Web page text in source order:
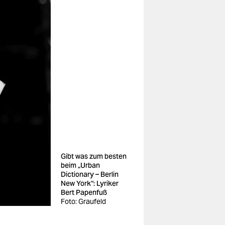
Gibt was zum besten
beim „Urban
Dictionary – Berlin
New York“: Lyriker
Bert Papenfuß
Foto: Graufeld